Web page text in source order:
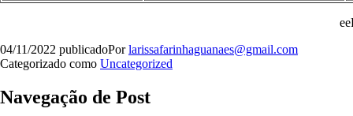
04/11/2022 publicadoPorlarissafarinhaguanaes@gmail.com
Categorizado como Uncategorized
Navegação de Post